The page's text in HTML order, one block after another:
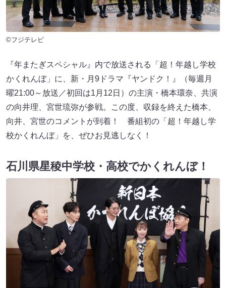
©フジテレビ
『年またぎスペシャル』内で放送される「超！年越し学校
かくれんぼ」に、新・月9ドラマ『ヤンドク！』（毎週月
曜21:00～放送／初回は1月12日）の主演・橋本環奈、共演
の向井理、宮世琉弥が参戦。この度、収録を終えた橋本、
向井、宮世のコメントが到着！ 番組初の「超！年越し学
校かくれんぼ」を、ぜひお見逃しなく！
石川県星稜中学校・高校でかくれんぼ！